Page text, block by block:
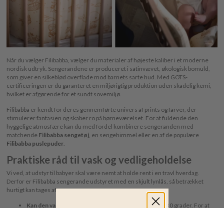
Når du vælger Filibabba, vælger du materialer af højeste kaliber i et moderne
nordisk udtryk. Sengerandene er produceret i satinvævet, økologisk bomuld,
som giver en silkeblød overflade mod barnets sarte hud. Med GOTS-
certificeringen er du garanteret en miljørigtig produktion uden skadelig kemi,
hvilket er afgørende for et sundt sovemiljø.
Filibabba er kendt for deres gennemførte univers af prints og farver, der
stimulerer fantasien og skaber ro på børneværelset. For at fuldende den
hyggelige atmosfære kan du med fordel kombinere sengeranden med
matchende Filibabba sengetøj, en sengehimmel eller en af de populære
Filibabba puslepuder.
Praktiske råd til vask og vedligeholdelse
Vi ved, at udstyr til babyer skal være nemt at holde rent i en travl hverdag.
Derfor er Filibabba sengerande udstyret med en skjult lynlås, så betrækket
hurtigt kan tages af:
Kan den vaskes?
Ja, betrækket tåler maskinvask ved 30 grader. For at